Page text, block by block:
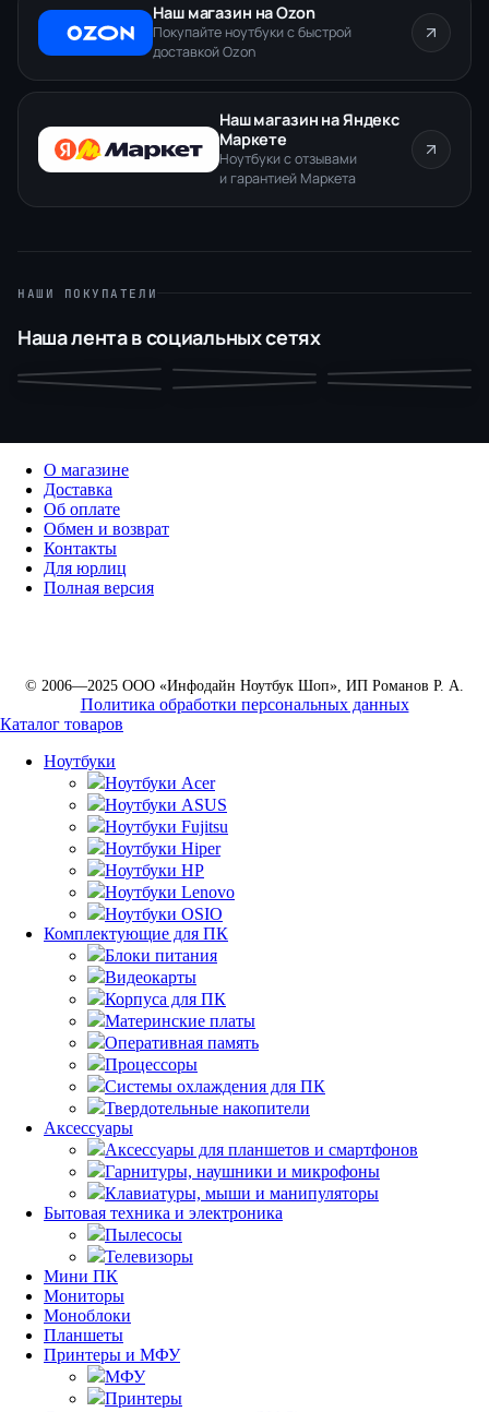
Наш магазин на Ozon
Покупайте ноутбуки с быстрой
доставкой Ozon
Наш магазин на Яндекс
Маркете
Ноутбуки с отзывами
и гарантией Маркета
НАШИ ПОКУПАТЕЛИ
Наша лента в социальных сетях
О магазине
Доставка
Об оплате
Обмен и возврат
Контакты
Для юрлиц
Полная версия
© 2006—2025 ООО «Инфодайн Ноутбук Шоп», ИП Романов Р. А.
Политика обработки персональных данных
Каталог товаров
Ноутбуки
Ноутбуки Acer
Ноутбуки ASUS
Ноутбуки Fujitsu
Ноутбуки Hiper
Ноутбуки HP
Ноутбуки Lenovo
Ноутбуки OSIO
Комплектующие для ПК
Блоки питания
Видеокарты
Корпуса для ПК
Материнские платы
Оперативная память
Процессоры
Системы охлаждения для ПК
Твердотельные накопители
Аксессуары
Аксессуары для планшетов и смартфонов
Гарнитуры, наушники и микрофоны
Клавиатуры, мыши и манипуляторы
Бытовая техника и электроника
Пылесосы
Телевизоры
Мини ПК
Мониторы
Моноблоки
Планшеты
Принтеры и МФУ
МФУ
Принтеры